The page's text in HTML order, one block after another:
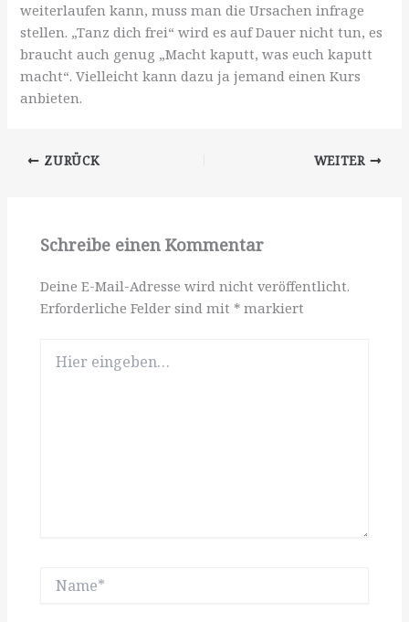
weiterlaufen kann, muss man die Ursachen infrage
stellen. „Tanz dich frei“ wird es auf Dauer nicht tun, es
braucht auch genug „Macht kaputt, was euch kaputt
macht“. Vielleicht kann dazu ja jemand einen Kurs
anbieten.
ZURÜCK WEITER
Schreibe einen Kommentar
Deine E-Mail-Adresse wird nicht veröffentlicht.
Erforderliche Felder sind mit * markiert
eingeben…